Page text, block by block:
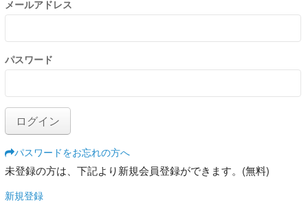
メールアドレス
パスワード
パスワードをお忘れの方へ
未登録の方は、下記より新規会員登録ができます。(無料)
新規登録